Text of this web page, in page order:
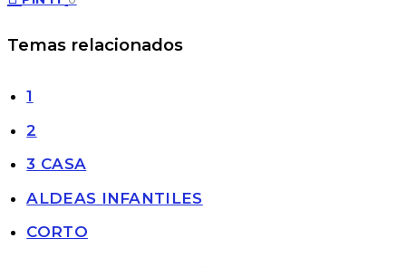
Temas relacionados
1
2
3 CASA
ALDEAS INFANTILES
CORTO